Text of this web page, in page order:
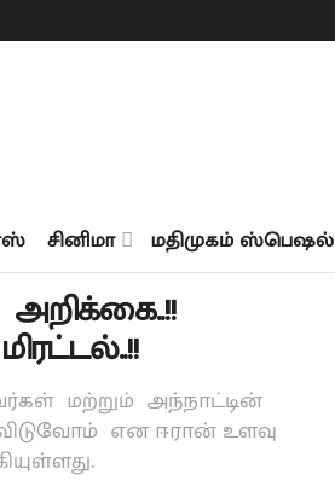
சினிமா மதிமுகம் ஸ்பெஷல்
மற்றும் அந்நாட்டின்
என ஈரான் உளவு